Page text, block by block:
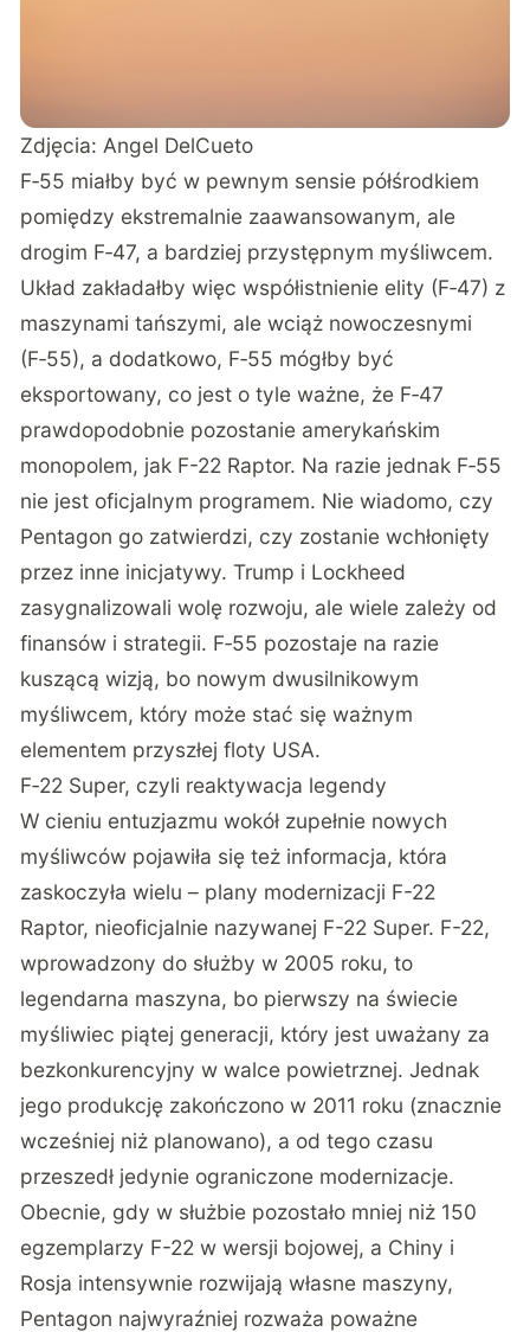
Zdjęcia: Angel DelCueto
F‑55 miałby być w pewnym sensie półśrodkiem
pomiędzy ekstremalnie zaawansowanym, ale
drogim F‑47, a bardziej przystępnym myśliwcem.
Układ zakładałby więc współistnienie elity (F‑47) z
maszynami tańszymi, ale wciąż nowoczesnymi
(F‑55), a dodatkowo, F‑55 mógłby być
eksportowany, co jest o tyle ważne, że F‑47
prawdopodobnie pozostanie amerykańskim
monopolem, jak F-22 Raptor. Na razie jednak F‑55
nie jest oficjalnym programem. Nie wiadomo, czy
Pentagon go zatwierdzi, czy zostanie wchłonięty
przez inne inicjatywy. Trump i Lockheed
zasygnalizowali wolę rozwoju, ale wiele zależy od
finansów i strategii. F‑55 pozostaje na razie
kuszącą wizją, bo nowym dwusilnikowym
myśliwcem, który może stać się ważnym
elementem przyszłej floty USA.
F‑22 Super, czyli reaktywacja legendy
W cieniu entuzjazmu wokół zupełnie nowych
myśliwców pojawiła się też informacja, która
zaskoczyła wielu – plany modernizacji F-22
Raptor, nieoficjalnie nazywanej F-22 Super. F-22,
wprowadzony do służby w 2005 roku, to
legendarna maszyna, bo pierwszy na świecie
myśliwiec piątej generacji, który jest uważany za
bezkonkurencyjny w walce powietrznej. Jednak
jego produkcję zakończono w 2011 roku (znacznie
wcześniej niż planowano), a od tego czasu
przeszedł jedynie ograniczone modernizacje.
Obecnie, gdy w służbie pozostało mniej niż 150
egzemplarzy F-22 w wersji bojowej, a Chiny i
Rosja intensywnie rozwijają własne maszyny,
Pentagon najwyraźniej rozważa poważne